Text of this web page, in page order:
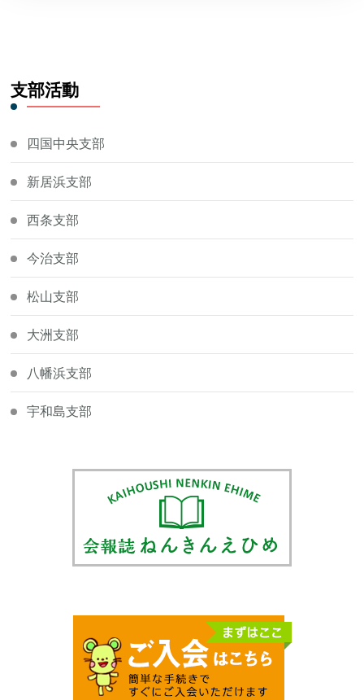
支部活動
四国中央支部
新居浜支部
西条支部
今治支部
松山支部
大洲支部
八幡浜支部
宇和島支部